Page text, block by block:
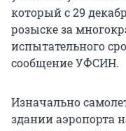
который с 29
розыске за
испытательного
сообщение УФСИН.
Изначально
здании аэропорта